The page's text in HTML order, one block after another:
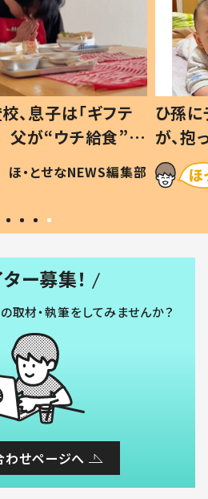
、息子は「ギフテ
父が“ウチ給食”を
由とは #令和の親
ほ・とせなNEWS編集部
ひ孫
が、
「涙が
い」
ー募集！
取材・執筆をしてみませんか？
わせページへ